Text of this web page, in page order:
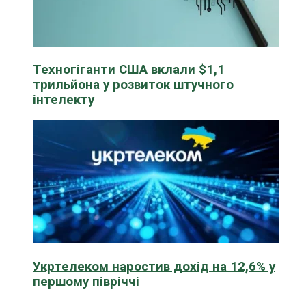
Техногіганти США вклали $1,1
трильйона у розвиток штучного
інтелекту
Укртелеком наростив дохід на 12,6% у
першому півріччі